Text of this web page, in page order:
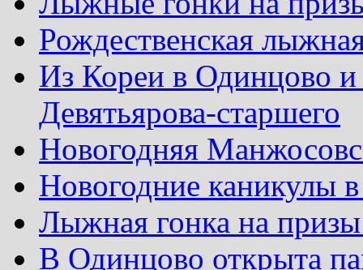
Рождественская
Из Кореи в Одинцово
Девятьярова-старшего
Новогодняя
Новогодние каникулы
Лыжная гонка на
В Одинцово открыта